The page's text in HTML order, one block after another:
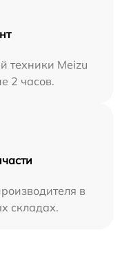
техники Meizu
2 часов.
в
складах.